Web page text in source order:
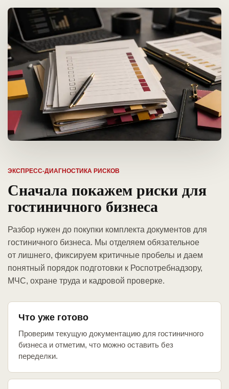
ЭКСПРЕСС-ДИАГНОСТИКА РИСКОВ
Сначала покажем риски для
гостиничного бизнеса
Разбор нужен до покупки комплекта документов для
гостиничного бизнеса. Мы отделяем обязательное
от лишнего, фиксируем критичные пробелы и даем
понятный порядок подготовки к Роспотребнадзору,
МЧС, охране труда и кадровой проверке.
Что уже готово
Проверим текущую документацию для гостиничного
бизнеса и отметим, что можно оставить без
переделки.